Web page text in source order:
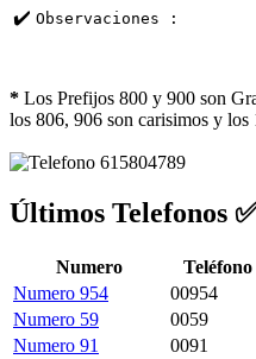
✔️ Observaciones :
* Los Prefijos 800 y 900 son
los 806, 906 son carisimos y los
Últimos Telefonos
Numero Teléfono
Numero 954
00954
Numero 59
0059
Numero 91
0091